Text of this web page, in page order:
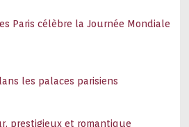
Paris célèbre la Journée Mondiale
les palaces parisiens
prestigieux et romantique